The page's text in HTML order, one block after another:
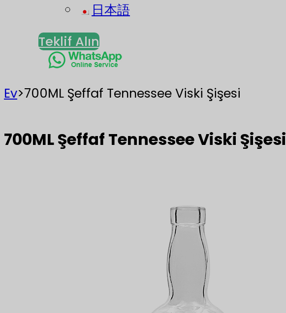
日本語
Teklif Alın
Ev>700ML Şeffaf Tennessee Viski Şişesi
700ML Şeffaf Tennessee Viski Şişesi